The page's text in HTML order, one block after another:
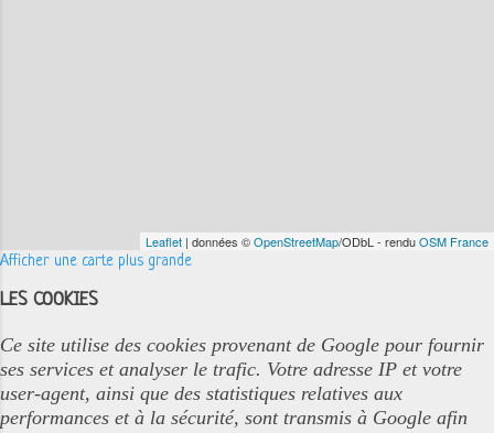
Leaflet | données ©OpenStreetMap/ODbL - renduOSM France
Afficher une carte plus grande
LES COOKIES
Ce site utilise des cookies provenant de Google pour fournir
ses services et analyser le trafic. Votre adresse IP et votre
user-agent, ainsi que des statistiques relatives aux
performances et à la sécurité, sont transmis à Google afin